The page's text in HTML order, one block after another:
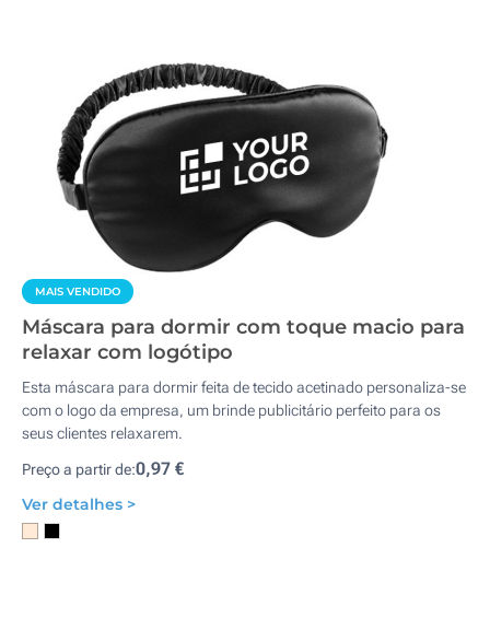
MAIS VENDIDO
Máscara para dormir com toque macio para
relaxar com logótipo
Esta máscara para dormir feita de tecido acetinado personaliza-se
com o logo da empresa, um brinde publicitário perfeito para os
seus clientes relaxarem.
Preço a partir de:0,97 €
Ver detalhes >